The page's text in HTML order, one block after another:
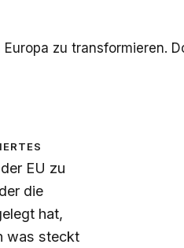
zu transformieren.
EU zu
die
hat,
was steckt